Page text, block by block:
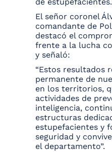
El señor coronel
comandante de
destacó el
frente a la lucha
y señaló:
“Estos resultados
permanente de
en los territorios,
actividades de
inteligencia,
estructuras
estupefacientes y
seguridad y
el departamento”.